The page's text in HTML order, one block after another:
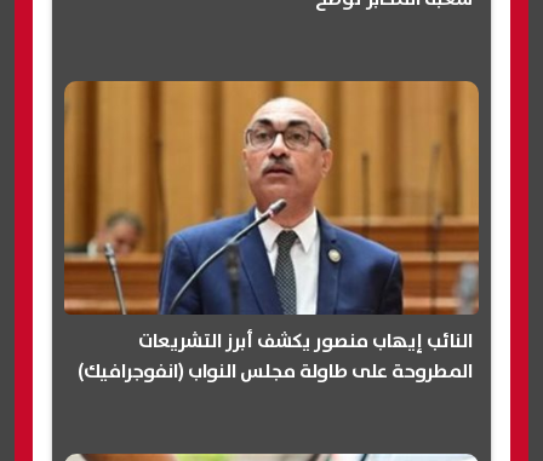
النائب إيهاب منصور يكشف أبرز التشريعات
المطروحة على طاولة مجلس النواب (انفوجرافيك)